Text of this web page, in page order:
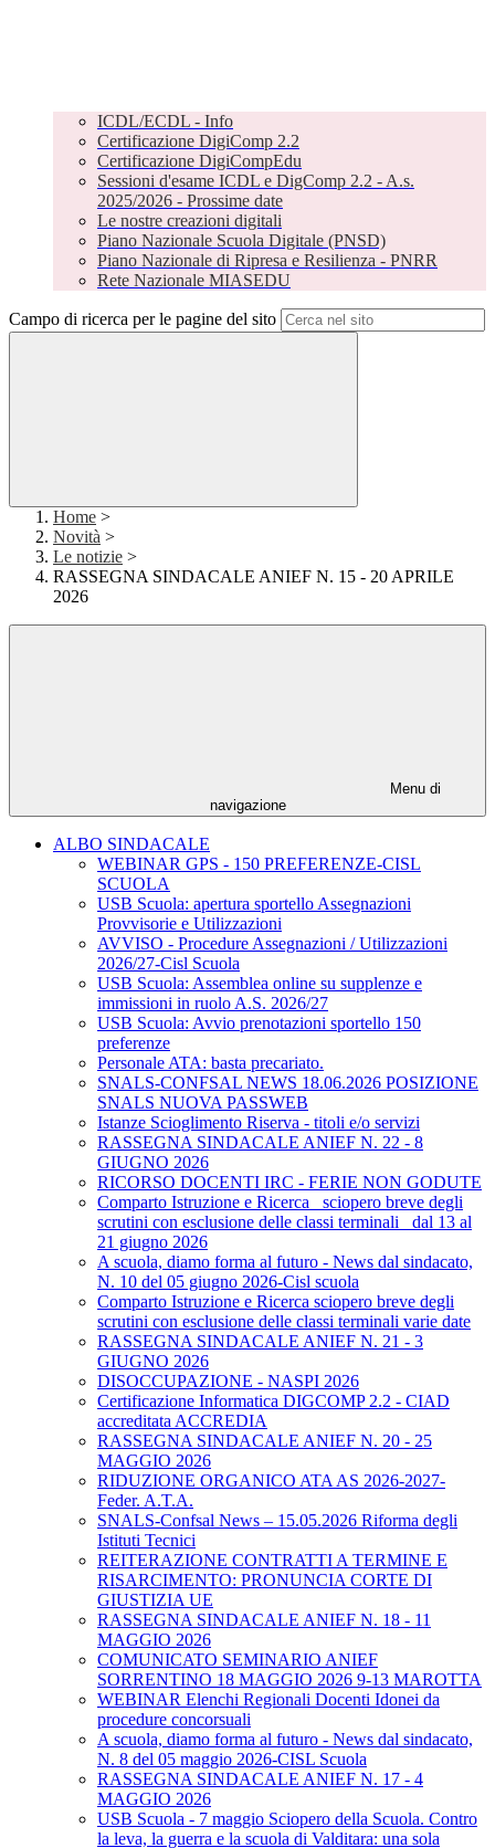
ICDL/ECDL - Info
Certificazione DigiComp 2.2
Certificazione DigiCompEdu
Sessioni d'esame ICDL e DigComp 2.2 - A.s.
2025/2026 - Prossime date
Le nostre creazioni digitali
Piano Nazionale Scuola Digitale (PNSD)
Piano Nazionale di Ripresa e Resilienza - PNRR
Rete Nazionale MIASEDU
Campo di ricerca per le pagine del sito
Home >
Novità >
Le notizie >
RASSEGNA SINDACALE ANIEF N. 15 - 20 APRILE
2026
Menu di
navigazione
ALBO SINDACALE
WEBINAR GPS - 150 PREFERENZE-CISL
SCUOLA
USB Scuola: apertura sportello Assegnazioni
Provvisorie e Utilizzazioni
AVVISO - Procedure Assegnazioni / Utilizzazioni
2026/27-Cisl Scuola
USB Scuola: Assemblea online su supplenze e
immissioni in ruolo A.S. 2026/27
USB Scuola: Avvio prenotazioni sportello 150
preferenze
Personale ATA: basta precariato.
SNALS-CONFSAL NEWS 18.06.2026 POSIZIONE
SNALS NUOVA PASSWEB
Istanze Scioglimento Riserva - titoli e/o servizi
RASSEGNA SINDACALE ANIEF N. 22 - 8
GIUGNO 2026
RICORSO DOCENTI IRC - FERIE NON GODUTE
Comparto Istruzione e Ricerca_ sciopero breve degli
scrutini con esclusione delle classi terminali_ dal 13 al
21 giugno 2026
A scuola, diamo forma al futuro - News dal sindacato,
N. 10 del 05 giugno 2026-Cisl scuola
Comparto Istruzione e Ricerca sciopero breve degli
scrutini con esclusione delle classi terminali varie date
RASSEGNA SINDACALE ANIEF N. 21 - 3
GIUGNO 2026
DISOCCUPAZIONE - NASPI 2026
Certificazione Informatica DIGCOMP 2.2 - CIAD
accreditata ACCREDIA
RASSEGNA SINDACALE ANIEF N. 20 - 25
MAGGIO 2026
RIDUZIONE ORGANICO ATA AS 2026-2027-
Feder. A.T.A.
SNALS-Confsal News – 15.05.2026 Riforma degli
Istituti Tecnici
REITERAZIONE CONTRATTI A TERMINE E
RISARCIMENTO: PRONUNCIA CORTE DI
GIUSTIZIA UE
RASSEGNA SINDACALE ANIEF N. 18 - 11
MAGGIO 2026
COMUNICATO SEMINARIO ANIEF
SORRENTINO 18 MAGGIO 2026 9-13 MAROTTA
WEBINAR Elenchi Regionali Docenti Idonei da
procedure concorsuali
A scuola, diamo forma al futuro - News dal sindacato,
N. 8 del 05 maggio 2026-CISL Scuola
RASSEGNA SINDACALE ANIEF N. 17 - 4
MAGGIO 2026
USB Scuola - 7 maggio Sciopero della Scuola. Contro
la leva, la guerra e la scuola di Valditara: una sola